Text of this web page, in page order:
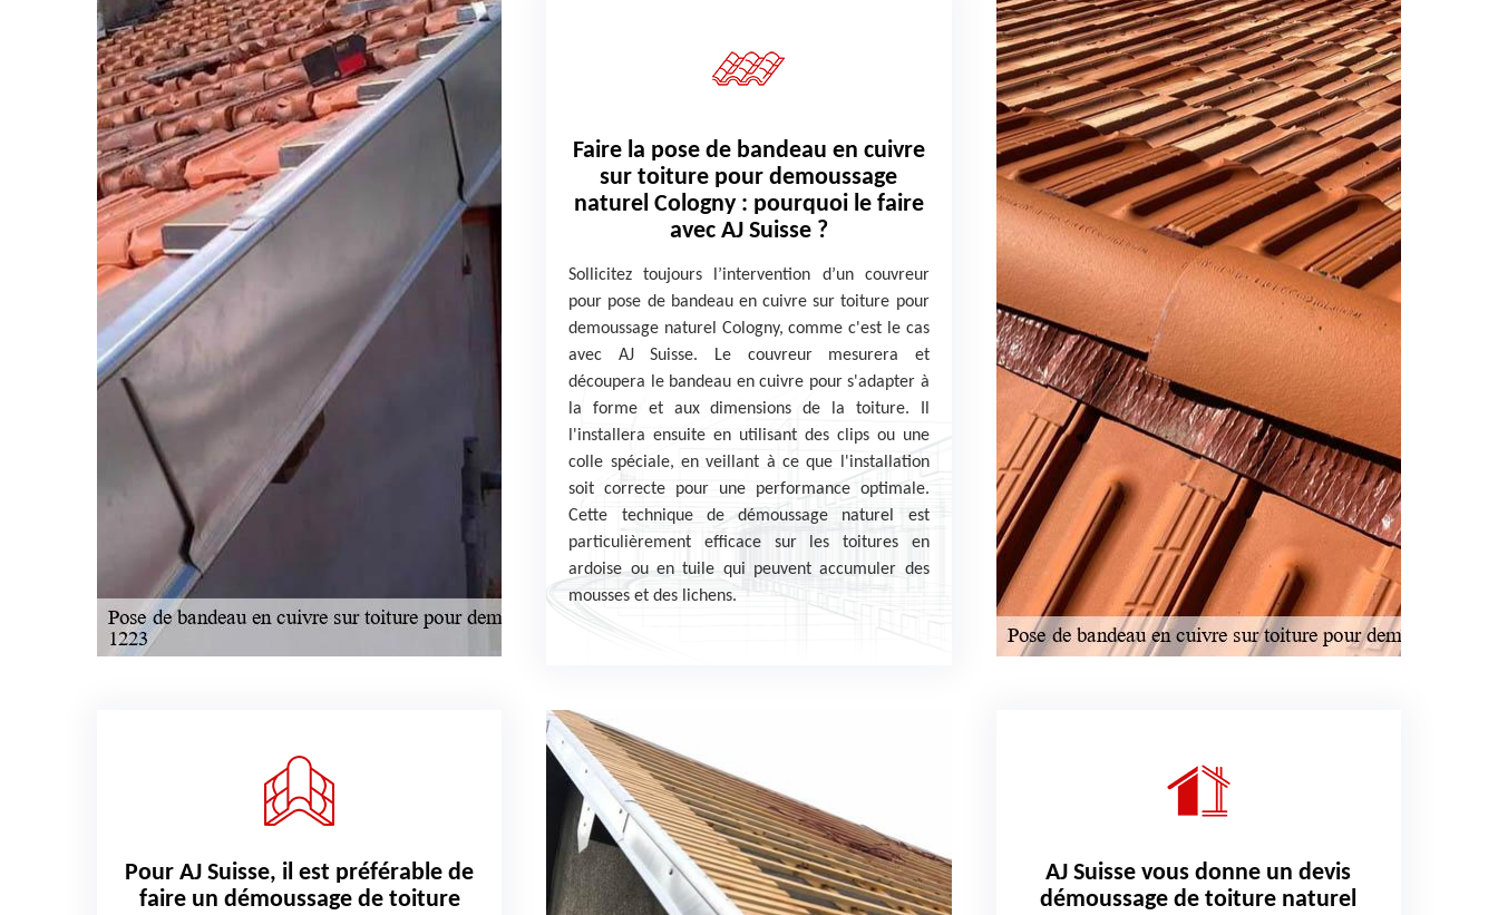
Faire la pose de bandeau en cuivre
sur toiture pour demoussage
naturel Cologny : pourquoi le faire
avec AJ Suisse ?
Sollicitez toujours l’intervention d’un couvreur
pour pose de bandeau en cuivre sur toiture pour
demoussage naturel Cologny, comme c'est le cas
avec AJ Suisse. Le couvreur mesurera et
découpera le bandeau en cuivre pour s'adapter à
la forme et aux dimensions de la toiture. Il
l'installera ensuite en utilisant des clips ou une
colle spéciale, en veillant à ce que l'installation
soit correcte pour une performance optimale.
Cette technique de démoussage naturel est
particulièrement efficace sur les toitures en
ardoise ou en tuile qui peuvent accumuler des
mousses et des lichens.
Pour AJ Suisse, il est préférable de
faire un démoussage de toiture
AJ Suisse vous donne un devis
démoussage de toiture naturel